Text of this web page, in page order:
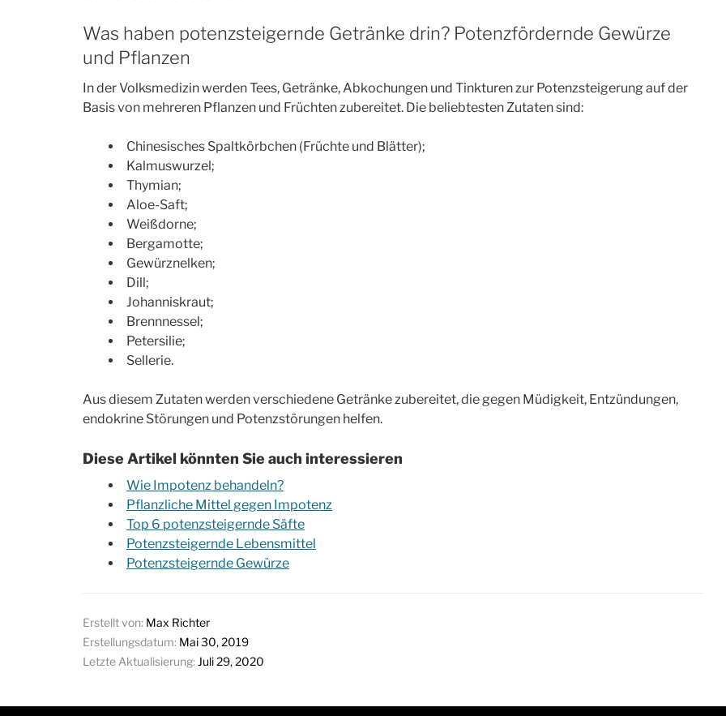
Was haben potenzsteigernde Getränke drin? Potenzfördernde Gewürze
und Pflanzen
In der Volksmedizin werden Tees, Getränke, Abkochungen und Tinkturen zur Potenzsteigerung auf der
Basis von mehreren Pflanzen und Früchten zubereitet. Die beliebtesten Zutaten sind:
Chinesisches Spaltkörbchen (Früchte und Blätter);
Kalmuswurzel;
Thymian;
Aloe-Saft;
Weißdorne;
Bergamotte;
Gewürznelken;
Dill;
Johanniskraut;
Brennnessel;
Petersilie;
Sellerie.
Aus diesem Zutaten werden verschiedene Getränke zubereitet, die gegen Müdigkeit, Entzündungen,
endokrine Störungen und Potenzstörungen helfen.
Diese Artikel könnten Sie auch interessieren
Wie Impotenz behandeln?
Pflanzliche Mittel gegen Impotenz
Top 6 potenzsteigernde Säfte
Potenzsteigernde Lebensmittel
Potenzsteigernde Gewürze
Erstellt von: Max Richter
Erstellungsdatum: Mai 30, 2019
Letzte Aktualisierung: Juli 29, 2020